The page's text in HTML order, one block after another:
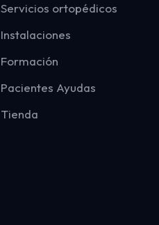
Servicios ortopédicos
Instalaciones
Formación
Pacientes Ayudas
Tienda